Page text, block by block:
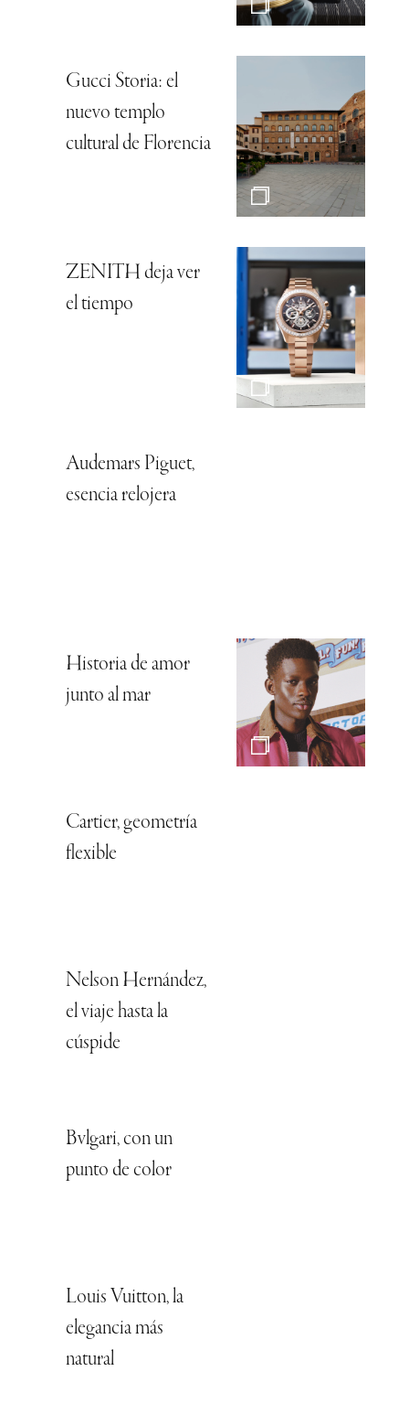
Gucci Storia: el
nuevo templo
cultural de Florencia
ZENITH deja ver
el tiempo
Audemars Piguet,
esencia relojera
Historia de amor
junto al mar
Cartier, geometría
flexible
Nelson Hernández,
el viaje hasta la
cúspide
Bvlgari, con un
punto de color
Louis Vuitton, la
elegancia más
natural